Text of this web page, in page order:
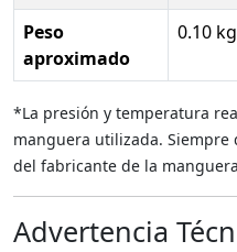
Peso
aproximado
0.10
*La presión y temperatura
manguera utilizada. Siempre
del fabricante de la
Advertencia